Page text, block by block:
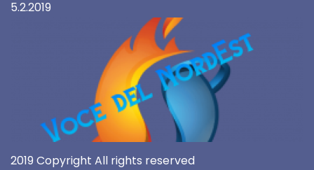
5.2.2019
2019 Copyright All rights reserved